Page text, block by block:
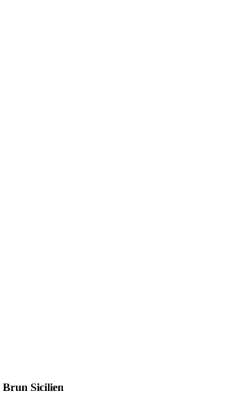
Brun Sicilien